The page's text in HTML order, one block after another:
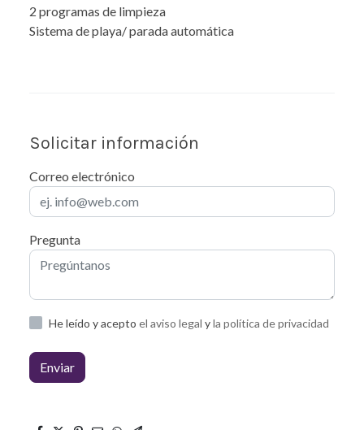
2 programas de limpieza
Sistema de playa/ parada automática
Solicitar información
Correo electrónico
Pregunta
He leído y acepto el aviso legal yla política de privacidad
Enviar